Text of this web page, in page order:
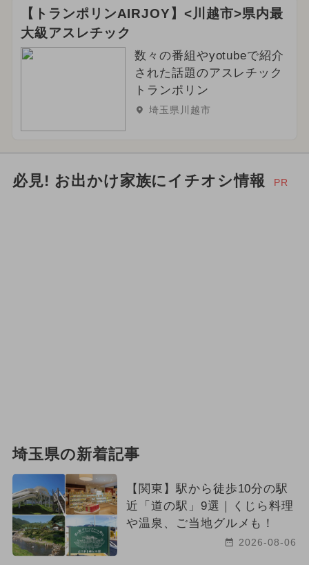
【トランポリンAIRJOY】<川越市>県内最
大級アスレチック
数々の番組やyotubeで紹介
された話題のアスレチック
トランポリン
埼玉県川越市
必見! お出かけ家族にイチオシ情報 PR
埼玉県の新着記事
【関東】駅から徒歩10分の駅
近「道の駅」9選｜くじら料理
や温泉、ご当地グルメも！
2026-08-06